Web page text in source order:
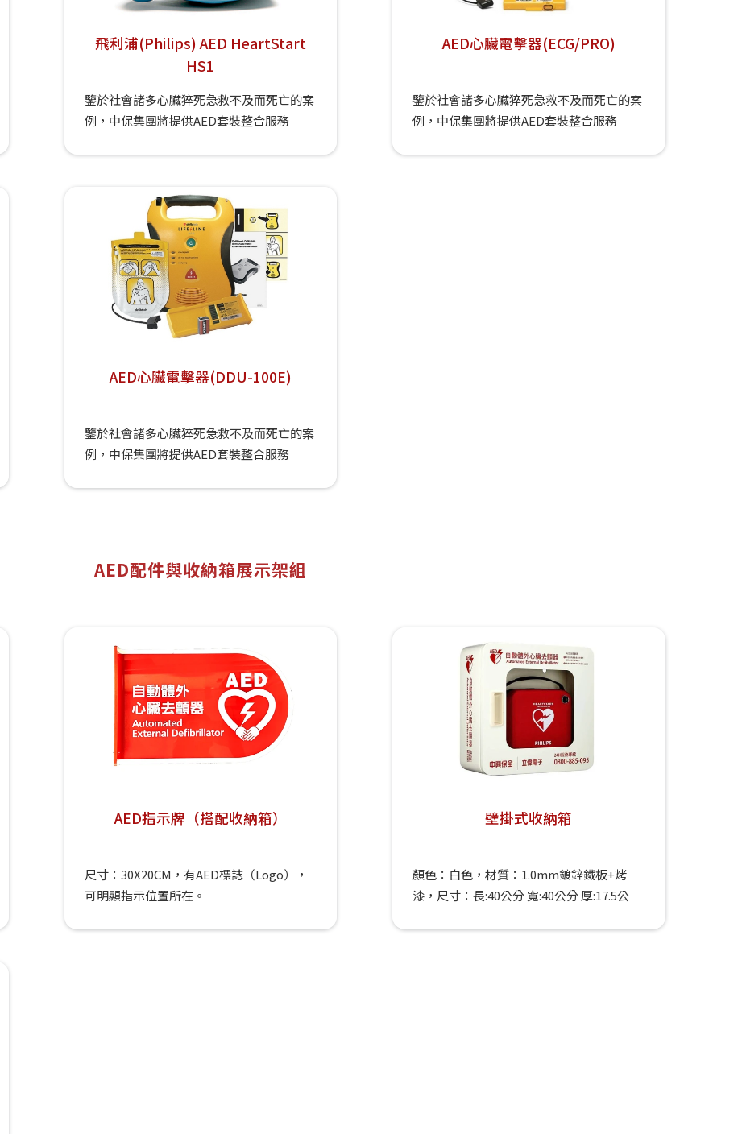
飛利浦(Philips) AED HeartStart
HS1
鑒於社會諸多心臟猝死急救不及而死亡的案
例，中保集團將提供AED套裝整合服務
AED心臟電擊器(ECG/PRO)
鑒於社會諸多心臟猝死急救不及而死亡的案
例，中保集團將提供AED套裝整合服務
AED心臟電擊器(DDU-100E)
鑒於社會諸多心臟猝死急救不及而死亡的案
例，中保集團將提供AED套裝整合服務
AED配件與收納箱展示架組
AED指示牌（搭配收納箱）
尺寸：30X20CM，有AED標誌（Logo），
可明顯指示位置所在。
壁掛式收納箱
顏色：白色，材質：1.0mm鍍鋅鐵板+烤
漆，尺寸：長:40公分 寬:40公分 厚:17.5公